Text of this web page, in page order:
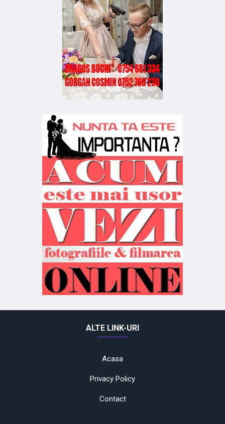
ALTE LINK-URI
Acasa
Privacy Policy
Contact